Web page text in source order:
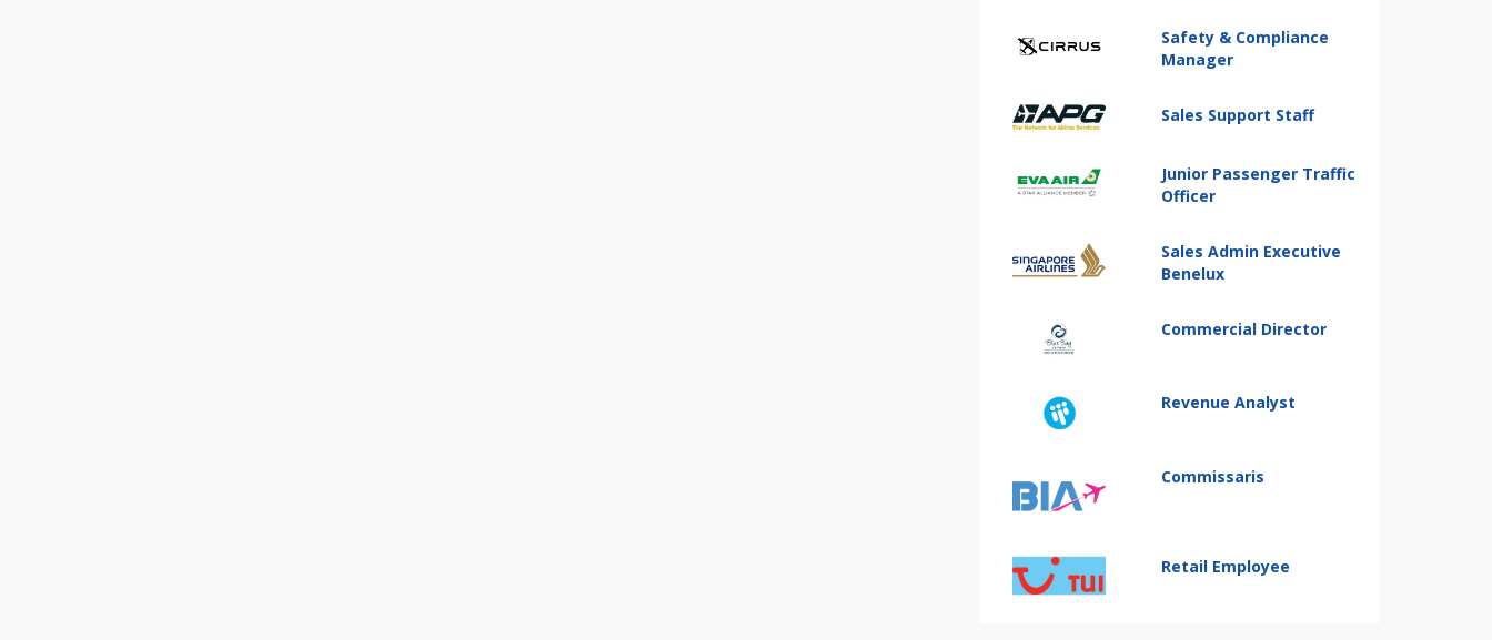
Safety & Compliance
Manager
Sales Support Staff
Junior Passenger Traffic
Officer
Sales Admin Executive
Benelux
Commercial Director
Revenue Analyst
Commissaris
Retail Employee